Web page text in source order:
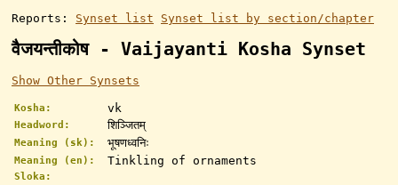
Reports: Synset list Synset list by section/chapter
वैजयन्तीकोष - Vaijayanti Kosha Synset
Show Other Synsets
Kosha: vk
Headword: शिञ्जितम्
Meaning (sk): भूषणध्वनिः
Meaning (en): Tinkling of ornaments
Sloka: